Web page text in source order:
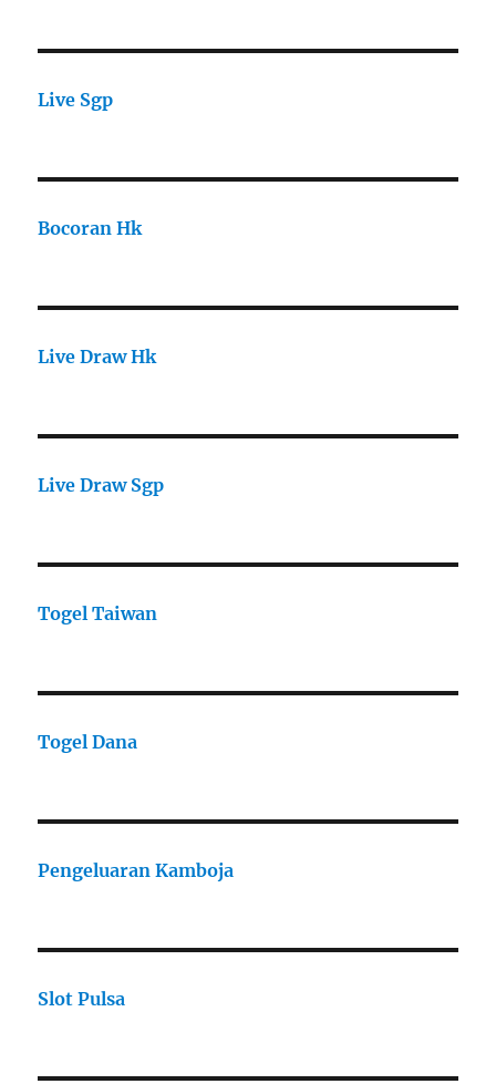
Live Sgp
Bocoran Hk
Live Draw Hk
Live Draw Sgp
Togel Taiwan
Togel Dana
Pengeluaran Kamboja
Slot Pulsa